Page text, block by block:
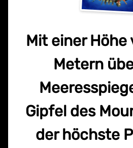
Mit einer
Metern
Gipfel des
der höchste